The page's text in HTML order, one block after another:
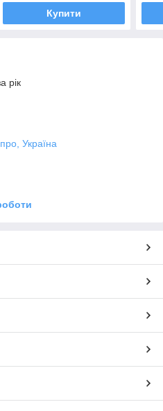
Купити
рік
Україна